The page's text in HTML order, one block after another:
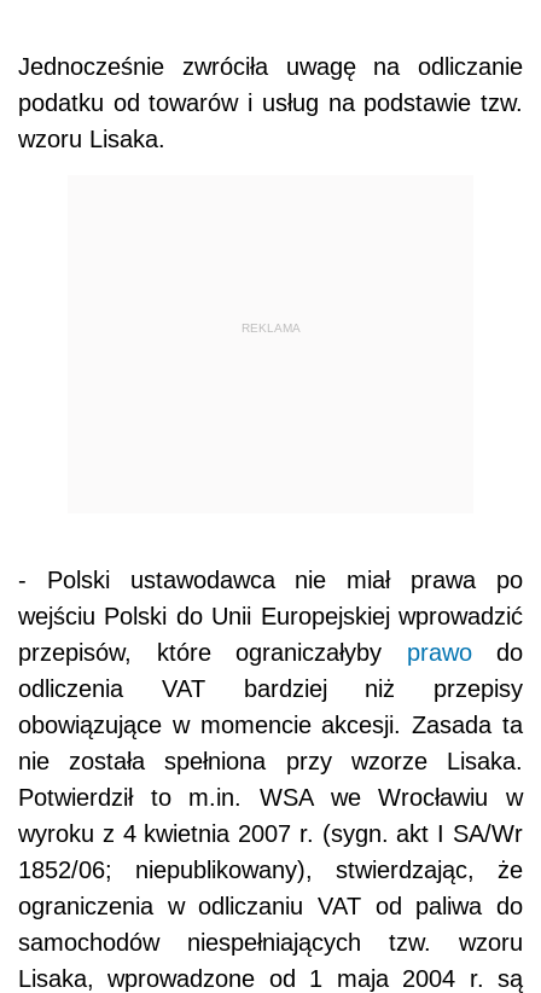
Jednocześnie zwróciła uwagę na odliczanie
podatku od towarów i usług na podstawie tzw.
wzoru Lisaka.
REKLAMA
- Polski ustawodawca nie miał prawa po
wejściu Polski do Unii Europejskiej wprowadzić
przepisów, które ograniczałyby prawodo
odliczenia VAT bardziej niż przepisy
obowiązujące w momencie akcesji. Zasada ta
nie została spełniona przy wzorze Lisaka.
Potwierdził to m.in. WSA we Wrocławiu w
wyroku z 4 kwietnia 2007 r. (sygn. akt I SA/Wr
1852/06; niepublikowany), stwierdzając, że
ograniczenia w odliczaniu VAT od paliwa do
samochodów niespełniających tzw. wzoru
Lisaka, wprowadzone od 1 maja 2004 r. są